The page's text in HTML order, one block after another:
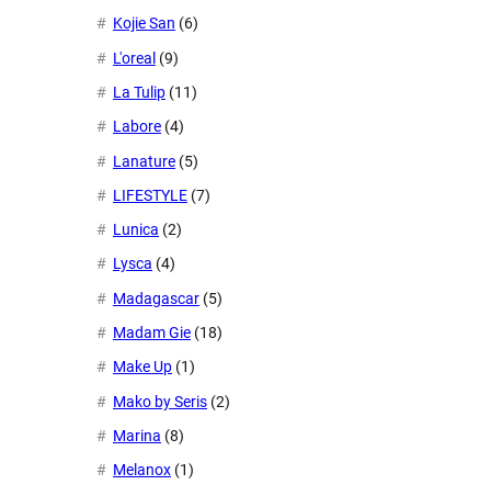
Kojie San (6)
L'oreal (9)
La Tulip (11)
Labore (4)
Lanature (5)
LIFESTYLE (7)
Lunica (2)
Lysca (4)
Madagascar (5)
Madam Gie (18)
Make Up (1)
Mako by Seris (2)
Marina (8)
Melanox (1)